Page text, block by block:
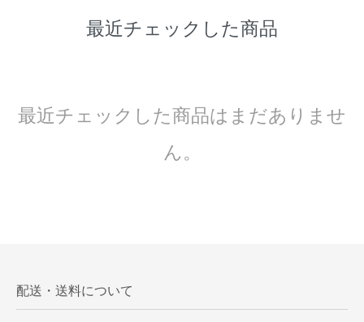
最近チェックした商品
最近チェックした商品はまだありませ
ん。
配送・送料について